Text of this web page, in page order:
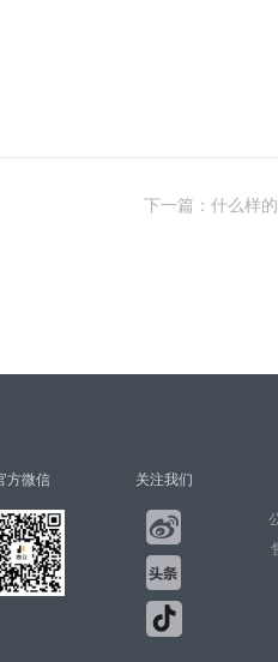
下一篇：什么样
方微信 关注我们